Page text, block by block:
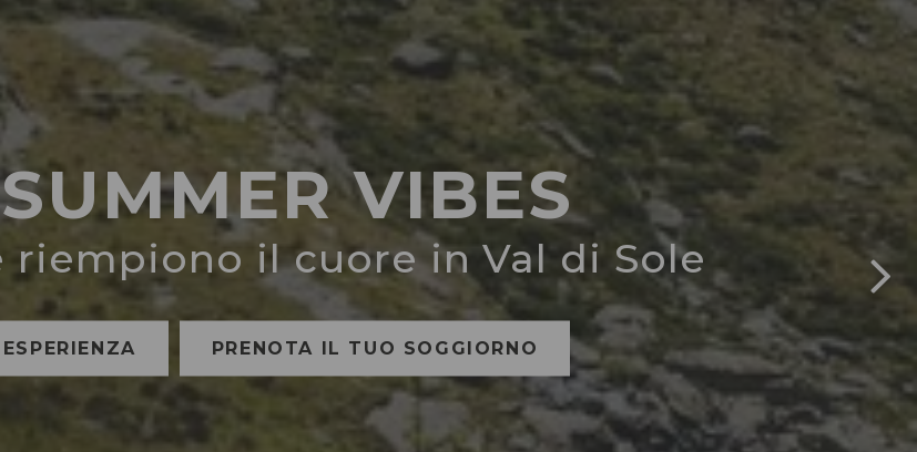
VIBES
riempiono il cuore in Val di Sole
PRENOTA IL TUO SOGGIORNO